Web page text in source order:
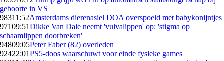
geboorte in VS
98311:52Amsterdams dierenasiel DOA overspoeld met babykonijntjes
97109:51Dikke Van Dale neemt 'vulvalippen' op: 'stigma op
schaamlippen doorbreken'
94809:05Peter Faber (82) overleden
92422:01PS5-doos waarschuwt voor einde fysieke games